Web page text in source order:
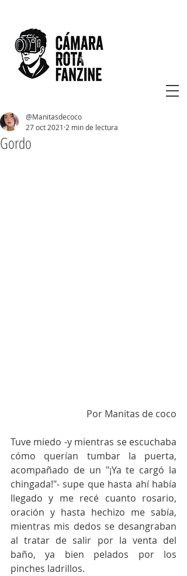
Gordo
@Manitasdecoco
27 oct 2021 2 min de lectura
Por Manitas de coco
Tuve miedo -y mientras se escuchaba
cómo querían tumbar la puerta,
acompañado de un "¡Ya te cargó la
chingada!"- supe que hasta ahí había
llegado y me recé cuanto rosario,
oración y hasta hechizo me sabía,
mientras mis dedos se desangraban
al tratar de salir por la venta del
baño, ya bien pelados por los
pinches ladrillos.